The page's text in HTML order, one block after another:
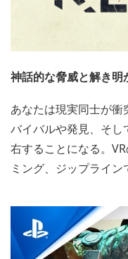
神話的な脅威と解き
あなたは現実同士が
バイバルや発見、そ
右することになる。
ミング、ジップライン